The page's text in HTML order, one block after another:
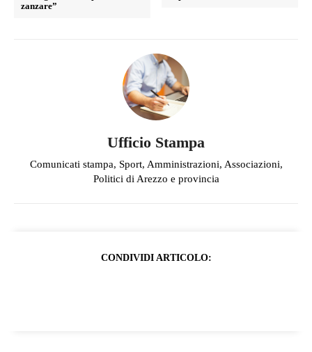
zanzare”
Ufficio Stampa
Comunicati stampa, Sport, Amministrazioni, Associazioni,
Politici di Arezzo e provincia
CONDIVIDI ARTICOLO: